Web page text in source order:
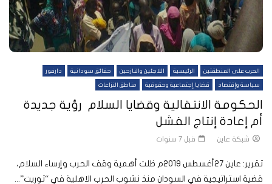
الحرب على المنطقتين الرئيسية اللاجئين والنازحين حقائق سودانية دارفور
سياسة وإقتصاد قضايا إجتماعية وحقوقية مناطق النزاعات
الحكومة الانتقالية وقضايا السلام رؤية جديدة
أم إعادة إنتاج الفشل
شبكة عاين قبل 7 سنوات
تقرير: عاين 27أغسطس 2019م ظلت أهمية وقف الحرب وإرساء السلام،
قضية استراتيجية في السودان منذ نشوب الحرب الاهلية في “توريت”...